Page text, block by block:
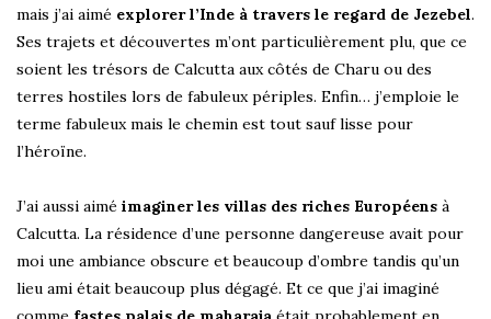
mais j’ai aimé explorer l’Inde à travers le regard de Jezebel.
Ses trajets et découvertes m’ont particulièrement plu, que ce
soient les trésors de Calcutta aux côtés de Charu ou des
terres hostiles lors de fabuleux périples. Enfin… j’emploie le
terme fabuleux mais le chemin est tout sauf lisse pour
l’héroïne.
J’ai aussi aimé imaginer les villas des riches Européens à
Calcutta. La résidence d’une personne dangereuse avait pour
moi une ambiance obscure et beaucoup d’ombre tandis qu’un
lieu ami était beaucoup plus dégagé. Et ce que j’ai imaginé